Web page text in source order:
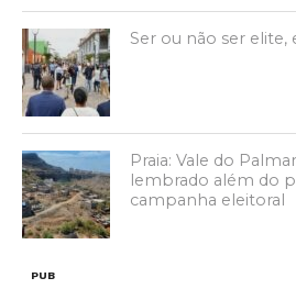
Ser ou não ser elite,
Praia: Vale do
lembrado além do
campanha eleitoral
PUB